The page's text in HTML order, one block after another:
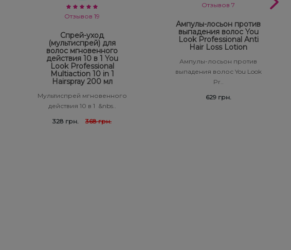
Отзывов 19
Спрей-уход
(мультиспрей) для
волос мгновенного
действия 10 в 1 You
Look Professional
Multiaction 10 in 1
Hairspray 200 мл
Мультиспрей мгновенного
действия 10 в 1 &nbs..
328 грн.
368 грн.
Отзывов 7
Ампулы-лосьон против
выпадения волос You
Look Professional Anti
Hair Loss Lotion
Ампулы-лосьон против
выпадения волос You Look
Pr..
629 грн.